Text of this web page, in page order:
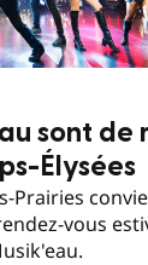
sont de
Élysées
Prairies
vous